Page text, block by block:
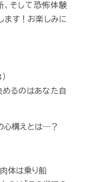
そして恐怖体験
ます！お楽しみに
るのはあなた自
心構えとは―？
体は乗り船